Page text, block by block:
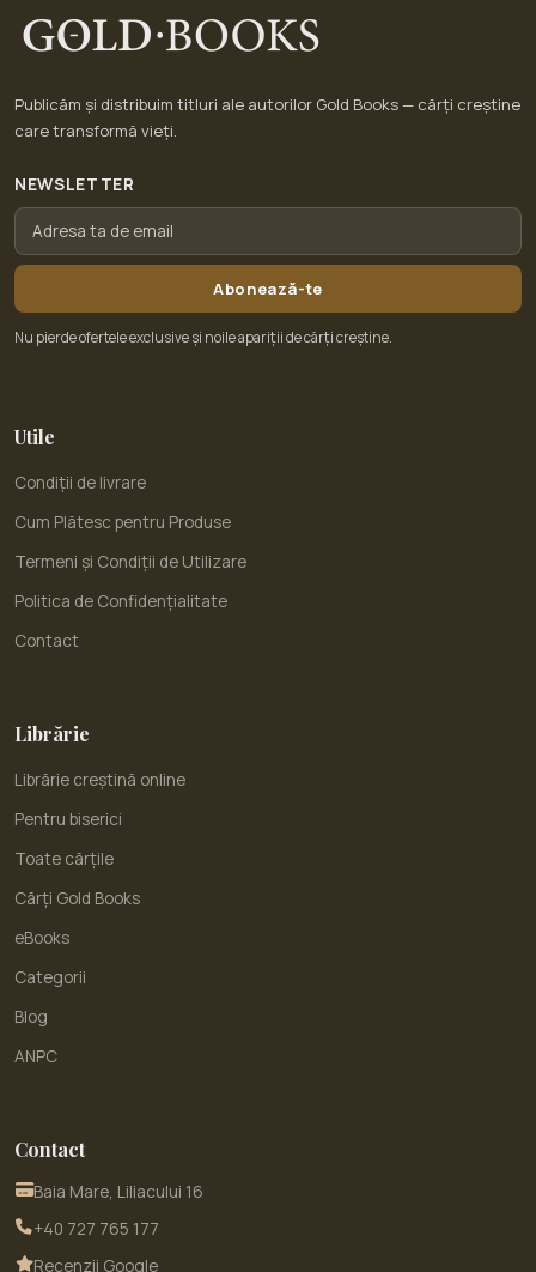
Publicăm și distribuim titluri ale autorilor Gold Books — cărți creștine
care transformă vieți.
NEWSLETTER
Abonează-te
Nu pierde ofertele exclusive și noile apariții de cărți creștine.
Utile
Condiții de livrare
Cum Plătesc pentru Produse
Termeni și Condiții de Utilizare
Politica de Confidențialitate
Contact
Librărie
Librărie creștină online
Pentru biserici
Toate cărțile
Cărți Gold Books
eBooks
Categorii
Blog
ANPC
Contact
Baia Mare, Liliacului 16
+40 727 765 177
Recenzii Google